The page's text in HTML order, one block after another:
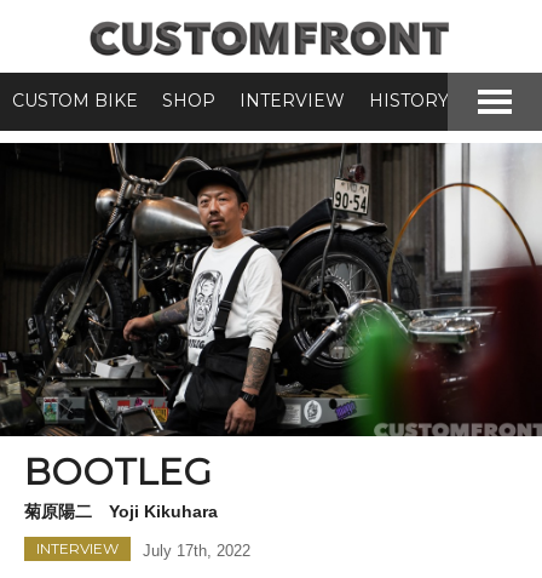
CUSTOM BIKE SHOP INTERVIEW HISTORY
BOOTLEG
菊原陽二 Yoji Kikuhara
INTERVIEW July 17th, 2022